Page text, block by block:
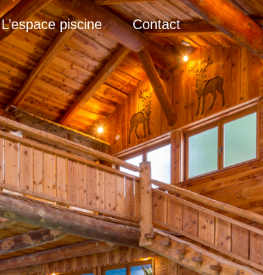
L’espace piscine Contact